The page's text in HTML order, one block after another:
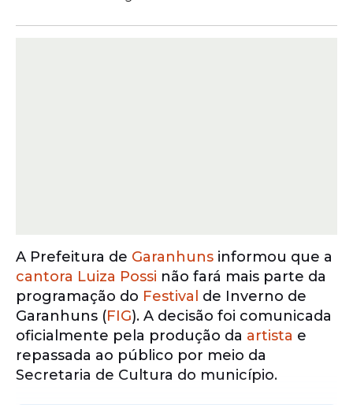
A Prefeitura de Garanhuns informou que a
cantora Luiza Possi não fará mais parte da
programação do Festival de Inverno de
Garanhuns (FIG). A decisão foi comunicada
oficialmente pela produção da artista e
repassada ao público por meio da
Secretaria de Cultura do município.